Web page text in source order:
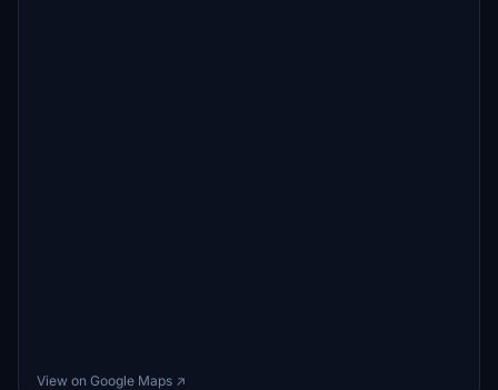
View on Google Maps ↗